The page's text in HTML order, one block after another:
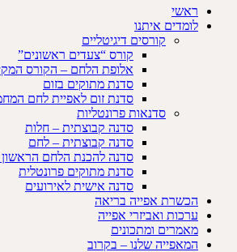
ראשי
לומדים איתנו
קורסים דיגיטליים
קורס “צעדים ראשונים”
אלופת הלחם – הקורס
סדנת מתוקים בזום
סדנת זום לאפיית לחם
סדנאות פרונטליות
סדנה קבוצתית – חלות
סדנה קבוצתית – לחם
סדנה להכנת הלחם
סדנת מתוקים פרונטלית
סדנה אישית לאירועים
הכשרת אפייה בריאה
ערכות ואביזרי אפייה
מאמרים ומתכונים
המאפייה שלנו – בקרוב